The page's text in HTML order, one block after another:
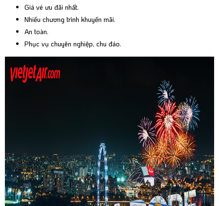
Giá vé ưu đãi nhất.
Nhiều chương trình khuyến mãi.
An toàn.
Phục vụ chuyên nghiệp, chu đáo.